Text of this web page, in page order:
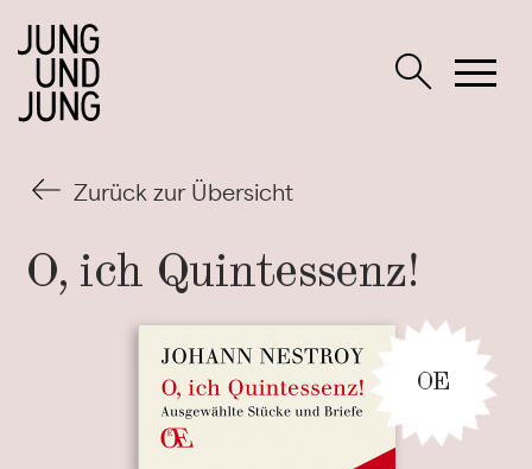
Zurück zur Übersicht
O, ich Quintessenz!
OE